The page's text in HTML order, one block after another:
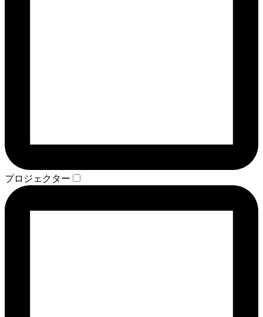
プロジェクター